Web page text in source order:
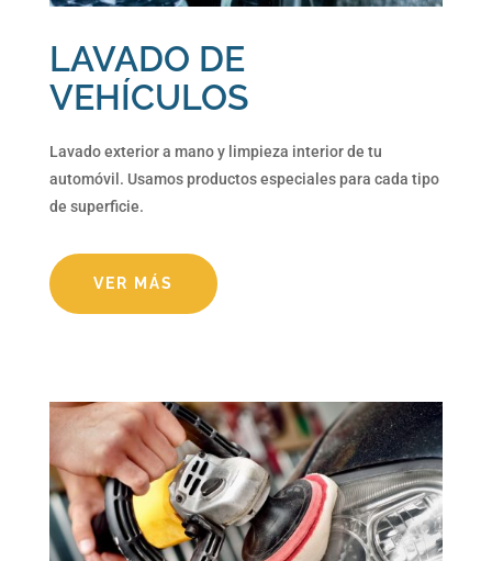
LAVADO DE
VEHÍCULOS
Lavado exterior a mano y limpieza interior de tu
automóvil. Usamos productos especiales para cada tipo
de superficie.
VER MÁS